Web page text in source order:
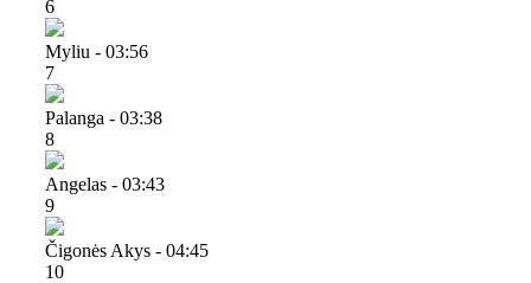
6
Myliu - 03:56
7
Palanga - 03:38
8
Angelas - 03:43
9
Čigonės Akys - 04:45
10